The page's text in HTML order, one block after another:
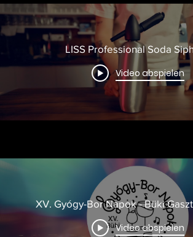
LISS Professional Soda
Video abspielen
XV. Gyógy-Bor Napok - Büki
Video abspielen